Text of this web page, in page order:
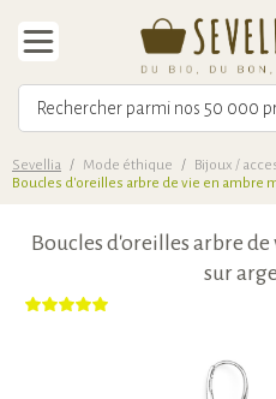
Sevellia / Mode éthique / Bijoux /
Boucles d'oreilles arbre de vie en ambre
Boucles d'oreilles arbre
sur